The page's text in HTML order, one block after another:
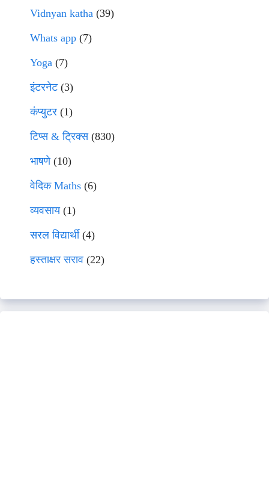
Vidnyan katha (39)
Whats app (7)
Yoga (7)
इंटरनेट(3)
कंप्युटर (1)
टिप्स & ट्रिक्स(830)
भाषणे(10)
वेदिक Maths (6)
व्यवसाय(1)
सरल विद्यार्थी(4)
हस्ताक्षर सराव (22)